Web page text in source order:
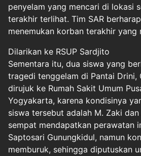
penyelam yang mencari di lokasi
terakhir terlihat. Tim SAR
menemukan korban terakhir yang
Dilarikan ke RSUP Sardjito
Sementara itu, dua siswa yang
tragedi tenggelam di Pantai Drini,
dirujuk ke Rumah Sakit Umum
Yogyakarta, karena kondisinya
siswa tersebut adalah M. Zaki
sempat mendapatkan perawatan
Saptosari Gunungkidul, namun
memburuk, sehingga diputuskan